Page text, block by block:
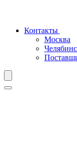
Контакты
Москва